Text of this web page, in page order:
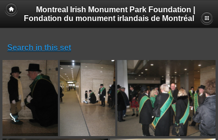
Montreal Irish Monument Park Foundation |
Fondation du monument irlandais de Montréal
Search in this set